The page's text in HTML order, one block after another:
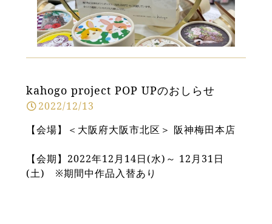
kahogo project POP UPのおしらせ
2022/12/13
【会場】＜大阪府大阪市北区＞ 阪神梅田本店
【会期】2022年12月14日(水)～ 12月31日
(土) ※期間中作品入替あり